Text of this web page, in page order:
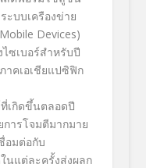
ะบบเครืองข่าย
Devices)
ซเบอร์สำหรับปี
าคเอเชียแปซิฟิก
เกิดขึ้นตลอดปี
การโจมตีมากมาย
อมต่อกับ
นแต่ละครั้งส่งผลก